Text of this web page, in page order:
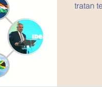
tratan